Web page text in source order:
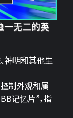
一无二的英
神明和其他生
制外观和属
记忆片”，指